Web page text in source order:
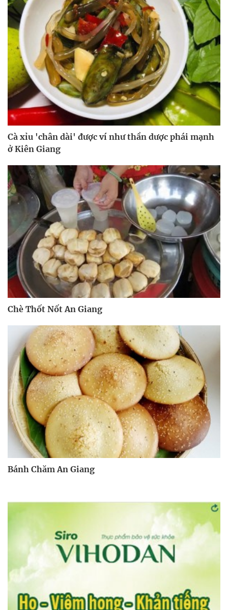
Cà xỉu 'chân dài' được ví như thần dược phái mạnh
ở Kiên Giang
Chè Thốt Nốt An Giang
Bánh Chăm An Giang